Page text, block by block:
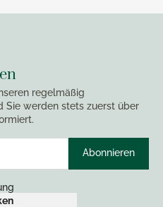
regelmäßig
Sie werden stets zuerst über
Abonnieren